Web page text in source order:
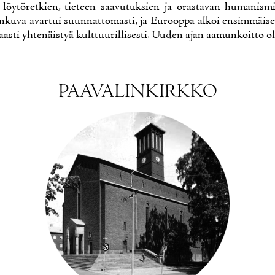
tie­teen saa­vu­tuk­sien ja oras­ta­van
avar­tui suun­nat­to­mas­ti, ja Eu­roop­pa al­koi
yh­te­näis­tyä kult­tuu­ril­li­ses­ti. Uu­den ajan aa­mun­koit­to
PAA­VA­LIN­KIRK­KO